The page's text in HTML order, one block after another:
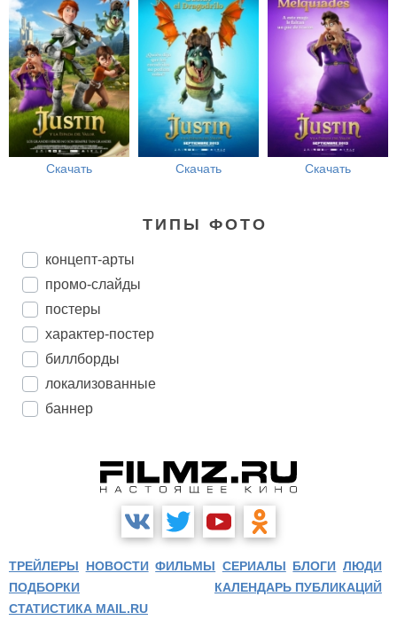
Скачать Скачать Скачать
ТИПЫ ФОТО
концепт-арты
промо-слайды
постеры
характер-постер
биллборды
локализованные
баннер
ТРЕЙЛЕРЫ НОВОСТИ ФИЛЬМЫ СЕРИАЛЫ БЛОГИ ЛЮДИ
ПОДБОРКИ
КАЛЕНДАРЬ ПУБЛИКАЦИЙ
СТАТИСТИКА MAIL.RU